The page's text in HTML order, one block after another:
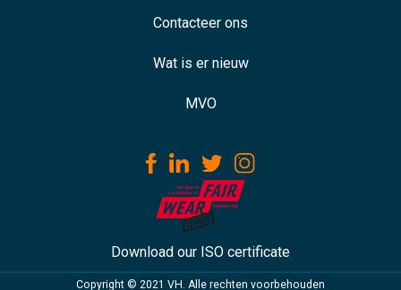
Contacteer ons
Wat is er nieuw
MVO
Download our ISO certificate
Copyright © 2021 VH. Alle rechten voorbehouden